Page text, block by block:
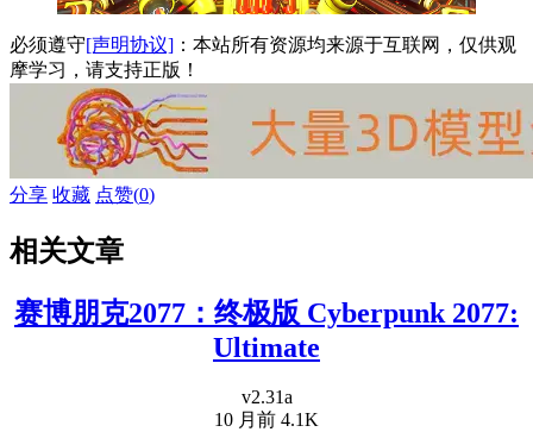
必须遵守[声明协议] ：本站所有资源均来源于互联网，仅供观
摩学习，请支持正版！
分享 收藏 点赞(0)
相关文章
赛博朋克2077：终极版 Cyberpunk 2077:
Ultimate
v2.31a
10 月前 4.1K